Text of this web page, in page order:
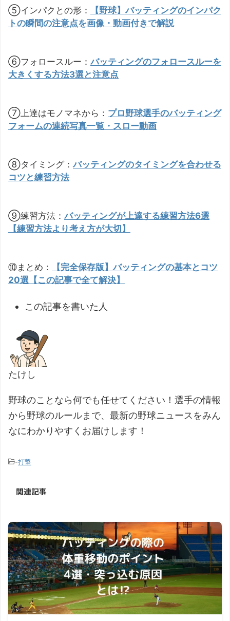
⑤インパクとの形：
【野球】バッティングのインパク
トの瞬間の注意点を画像・動画付きで解説
⑥フォロースルー：バッティングのフォロースルーを
大きくする方法3選と注意点
⑦上達はモノマネから： プロ野球選手のバッティング
フォームの連続写真一覧・スロー動画
⑧タイミング：バッティングのタイミングを合わせる
コツと練習方法
⑨練習方法：バッティングが上達する練習方法6選
【練習方法より考え方が大切】
⑩まとめ：
【完全保存版】バッティングの基本とコツ
20選【この記事で全て解決】
この記事を書いた人
たけし
野球のことなら何でも任せてください！選手の情報
から野球のルールまで、最新の野球ニュースをみん
なにわかりやすくお届けします！
-打撃
関連記事